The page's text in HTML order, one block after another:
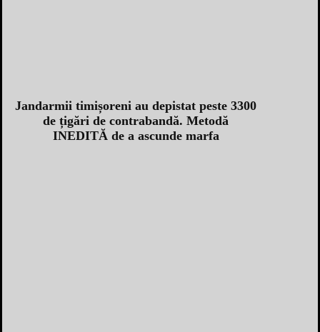
Jandarmii timișoreni au depistat peste 3300
de țigări de contrabandă. Metodă
INEDITĂ de a ascunde marfa